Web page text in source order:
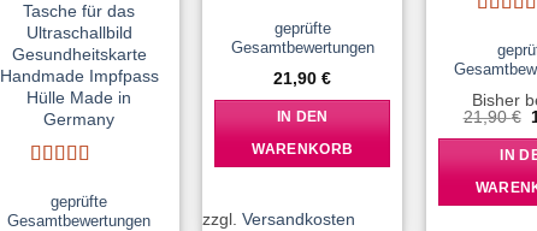
Tasche für das
Ultraschallbild
Gesundheitskarte
Handmade Impfpass
Hülle Made in
Germany
mit5von 5
geprüfte
Gesamtbewertungen
mit5von 5
geprüfte
Gesamtbewertungen
21,90€
IN DEN
WARENKORB
zzgl.Versandkosten
mit5
Bisher
21,90€
IN